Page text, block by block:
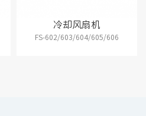
冷却风扇机
FS-602/603/604/605/606